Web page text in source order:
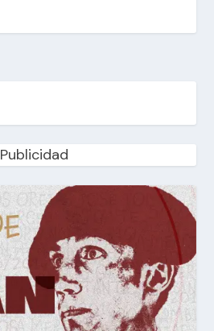
Publicidad